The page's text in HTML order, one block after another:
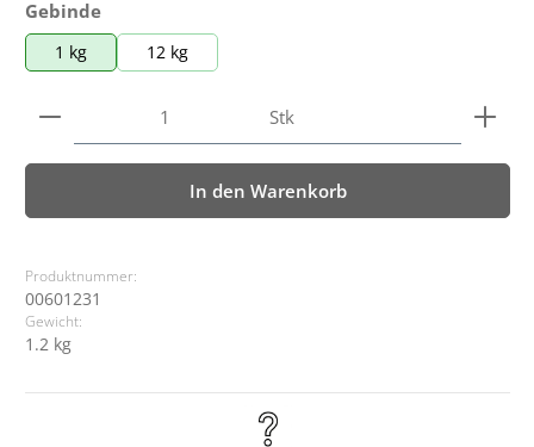
Gebindeauswählen
1 kg 12 kg
Produkt Anzahl: Gib den gewünschten Wert ein
Stk
In den Warenkorb
Produktnummer:
00601231
Gewicht:
1.2 kg